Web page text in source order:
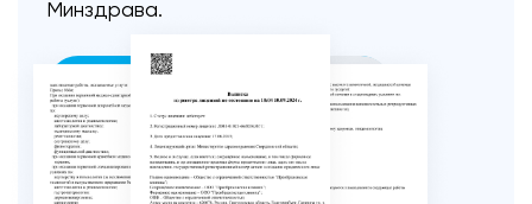
Минздрава.
ПОСМОТРЕТЬ ЛИЦЕНЗИИ